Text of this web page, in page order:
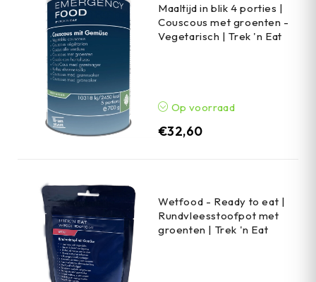
Maaltijd in blik 4 porties |
Couscous met groenten -
Vegetarisch | Trek 'n Eat
Op voorraad
€32,60
Wetfood - Ready to eat |
Rundvleesstoofpot met
groenten | Trek 'n Eat